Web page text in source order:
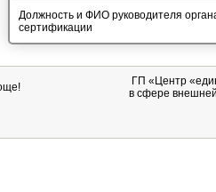
Должность и ФИО руководителя
сертификации
ГП «Центр
в сфере